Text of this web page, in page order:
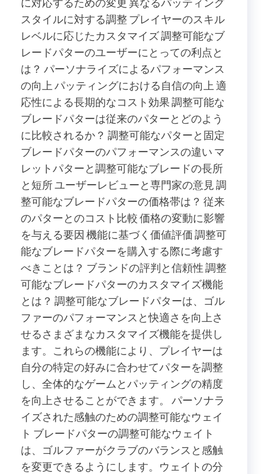
スタイルに対する調整 プレイヤーのスキル
レベルに応じたカスタマイズ 調整可能なブ
レードパターのユーザーにとっての利点と
は？ パーソナライズによるパフォーマンス
の向上 パッティングにおける自信の向上 適
応性による長期的なコスト効果 調整可能な
ブレードパターは従来のパターとどのよう
に比較されるか？ 調整可能なパターと固定
ブレードパターのパフォーマンスの違い マ
レットパターと調整可能なブレードの長所
と短所 ユーザーレビューと専門家の意見 調
整可能なブレードパターの価格帯は？ 従来
のパターとのコスト比較 価格の変動に影響
を与える要因 機能に基づく価値評価 調整可
能なブレードパターを購入する際に考慮す
べきことは？ ブランドの評判と信頼性 調整
可能なブレードパターのカスタマイズ機能
とは？ 調整可能なブレードパターは、ゴル
ファーのパフォーマンスと快適さを向上さ
せるさまざまなカスタマイズ機能を提供し
ます。これらの機能により、プレイヤーは
自分の特定の好みに合わせてパターを調整
し、全体的なゲームとパッティングの精度
を向上させることができます。 パーソナラ
イズされた感触のための調整可能なウェイ
ト ブレードパターの調整可能なウェイト
は、ゴルファーがクラブのバランスと感触
を変更できるようにします。ウェイトの分